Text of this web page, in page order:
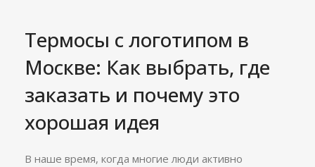
Термосы с логотипом в
Москве: Как выбрать, где
заказать и почему это
хорошая идея
В наше время, когда многие люди активно